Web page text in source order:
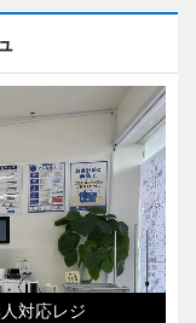
対応レジ